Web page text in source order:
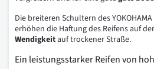
Die breiteren Schultern des
erhöhen die Haftung des Reifens auf
Wendigkeitauf trockener Straße.
Ein leistungsstarker Reifen von